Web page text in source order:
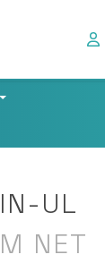
UL
NET